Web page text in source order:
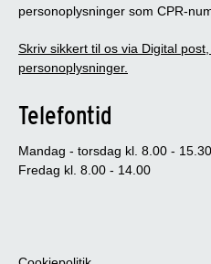
personoplysninger som CPR-
Skriv sikkert til os via Digital
personoplysninger.
Telefontid
Mandag - torsdag kl. 8.00 - 15.30
Fredag kl. 8.00 - 14.00